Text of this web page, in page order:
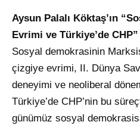
Aysun Palalı Köktaş’ın
Evrimi ve Türkiye’de CHP”
Sosyal demokrasinin
çizgiye evrimi, II. Dünya
deneyimi ve neoliberal
Türkiye’de CHP’nin bu
günümüz sosyal